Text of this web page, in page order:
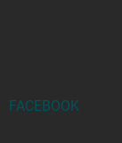
FACEBOOK